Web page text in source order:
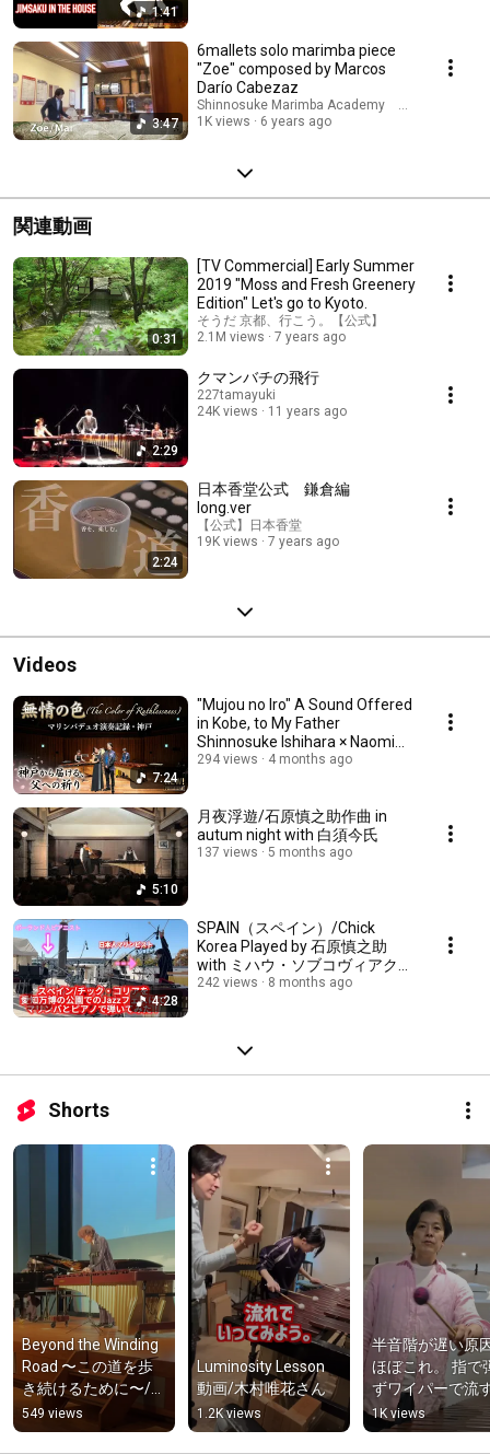
1:41
3:47
6mallets solo marimba piece
"Zoe" composed by Marcos
Darío Cabezaz
Shinnosuke Marimba Academy ーあなたの音
1K views
6 years ago
関連動画
0:31
[TV Commercial] Early Summer
2019 "Moss and Fresh Greenery
Edition" Let's go to Kyoto.
そうだ 京都、行こう。【公式】
2.1M views
7 years ago
2:29
クマンバチの飛行
227tamayuki
24K views
11 years ago
2:24
日本香堂公式 鎌倉編
long.ver
【公式】日本香堂
19K views
7 years ago
Videos
7:24
"Mujou no Iro" A Sound Offered
in Kobe, to My Father
Shinnosuke Ishihara × Naomi
Mase 神戸で鳴らした音、父へ
294 views 4 months ago
5:10
月夜浮遊/石原慎之助作曲 in
autum night with 白須今氏
137 views 5 months ago
4:28
SPAIN（スペイン）/Chick
Korea Played by 石原慎之助
with ミハウ・ソブコヴィアク＠
第二回 モリジャズ by MARUWA
242 views 8 months ago
Shorts
Beyond the Winding
Road 〜この道を歩
き続けるために〜/石
原慎之助(SINSKE)
#marimba
549 views
Luminosity Lesson
動画/木村唯花さん
1.2K views
半音階が遅い原
ほぼこれ。 指で
ずワイパーで流
これで、・速さ
粒・脱力と全部
1K views